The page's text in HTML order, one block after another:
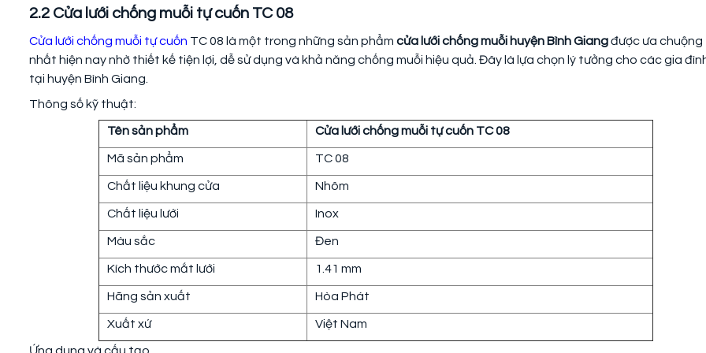
2.2 Cửa lưới chống muỗi tự cuốn TC 08
Cửa lưới chống muỗi tự cuốn TC 08 là một trong những sản phẩm cửa lưới chống muỗi huyện Bình Giangđược ưa chuộng
nhất hiện nay nhờ thiết kế tiện lợi, dễ sử dụng và khả năng chống muỗi hiệu quả. Đây là lựa chọn lý tưởng cho các gia
tại huyện Bình Giang.
Thông số kỹ thuật:
Tên sản phẩm Cửa lưới chống muỗi tự cuốn TC 08
Mã sản phẩm TC 08
Chất liệu khung cửa Nhôm
Chất liệu lưới Inox
Màu sắc Đen
Kích thước mắt lưới 1.41 mm
Hãng sản xuất Hòa Phát
Xuất xứ Việt Nam